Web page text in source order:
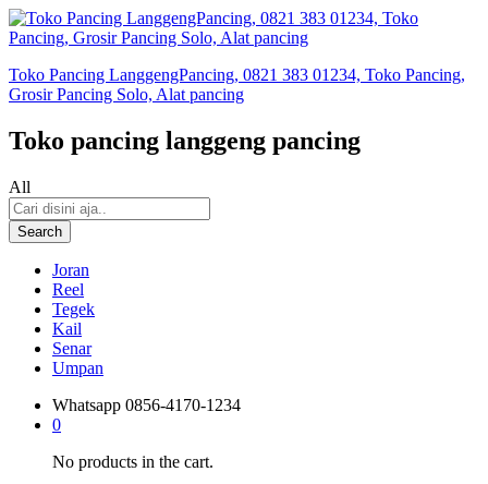
Toko Pancing LanggengPancing, 0821 383 01234, Toko Pancing,
Grosir Pancing Solo, Alat pancing
Toko pancing langgeng pancing
All
Search
Joran
Reel
Tegek
Kail
Senar
Umpan
Whatsapp 0856-4170-1234
0
No products in the cart.